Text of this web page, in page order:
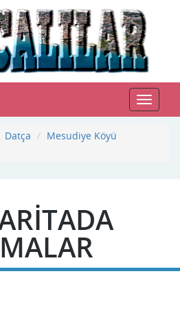
Toggle
Datça
Mesudiye Köyü